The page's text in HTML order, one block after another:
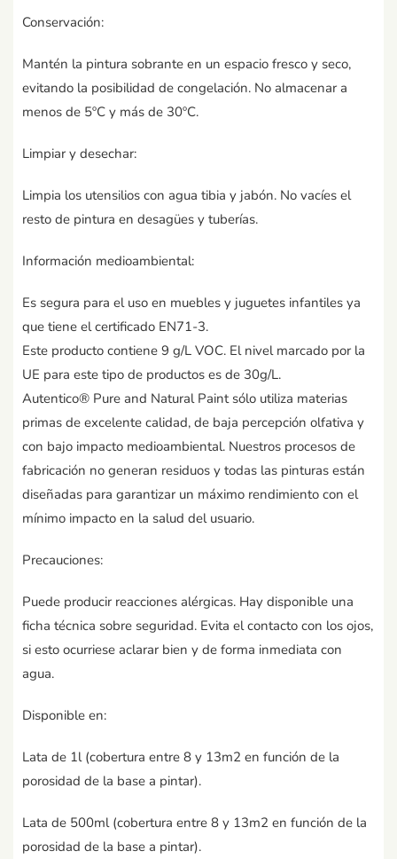
Conservación:
Mantén la pintura sobrante en un espacio fresco y seco,
evitando la posibilidad de congelación. No almacenar a
menos de 5ºC y más de 30ºC.
Limpiar y desechar:
Limpia los utensilios con agua tibia y jabón. No vacíes el
resto de pintura en desagües y tuberías.
Información medioambiental:
Es segura para el uso en muebles y juguetes infantiles ya
que tiene el certificado EN71-3.
Este producto contiene 9 g/L VOC. El nivel marcado por la
UE para este tipo de productos es de 30g/L.
Autentico® Pure and Natural Paint sólo utiliza materias
primas de excelente calidad, de baja percepción olfativa y
con bajo impacto medioambiental. Nuestros procesos de
fabricación no generan residuos y todas las pinturas están
diseñadas para garantizar un máximo rendimiento con el
mínimo impacto en la salud del usuario.
Precauciones:
Puede producir reacciones alérgicas. Hay disponible una
ficha técnica sobre seguridad. Evita el contacto con los ojos,
si esto ocurriese aclarar bien y de forma inmediata con
agua.
Disponible en:
Lata de 1l (cobertura entre 8 y 13m2 en función de la
porosidad de la base a pintar).
Lata de 500ml (cobertura entre 8 y 13m2 en función de la
porosidad de la base a pintar).